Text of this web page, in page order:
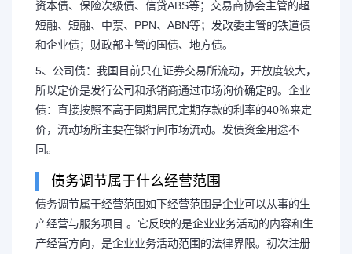
资本债、保险次级债、信贷ABS等；交易商协会主管的超
短融、短融、中票、PPN、ABN等；发改委主管的铁道债
和企业债；财政部主管的国债、地方债。
5、公司债：我国目前只在证券交易所流动，开放度较大，
所以定价是发行公司和承销商通过市场询价确定的。企业
债：直接按照不高于同期居民定期存款的利率的40％来定
价，流动场所主要在银行间市场流动。发债资金用途不
同。
债务调节属于什么经营范围
债务调节属于经营范围如下经营范围是企业可以从事的生
产经营与服务项目 。它反映的是企业业务活动的内容和生
产经营方向，是企业业务活动范围的法律界限。初次注册